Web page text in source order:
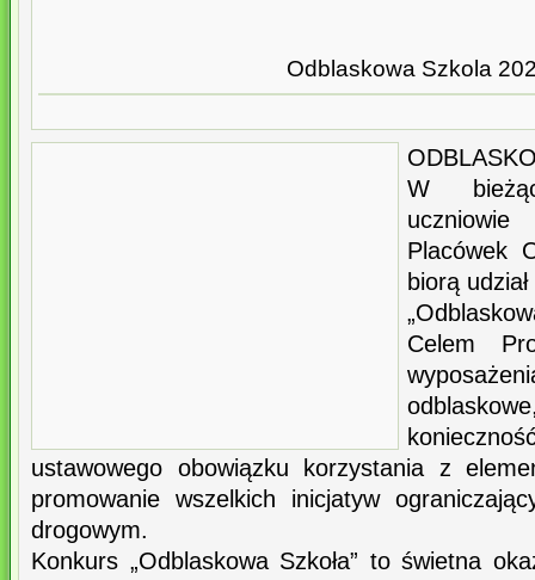
Odblaskowa Szkola
W
uczniowie
Placówek
biorą
Celem
ustawowego obowiązku korzystania z
promowanie wszelkich inicjatyw
drogowym.
Konkurs „Odblaskowa Szkoła” to świetna